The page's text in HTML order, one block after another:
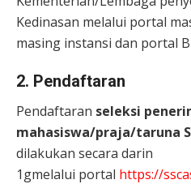
Kedinasan melalui portal
masing instansi dan portal
2. Pendaftaran
Pendaftaran seleksi
mahasiswa/praja/taruna
dilakukan secara darin
1gmelalui portal https://